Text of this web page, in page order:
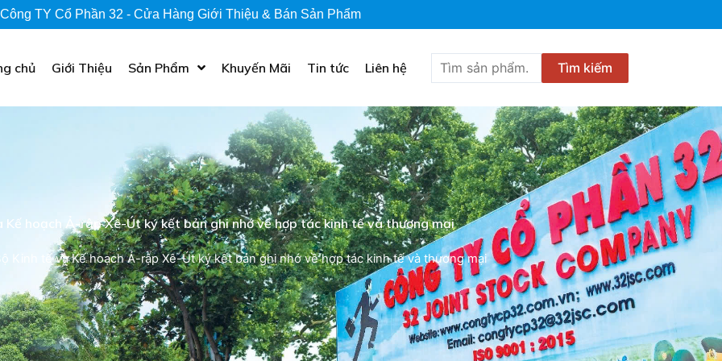
Công TY Cổ Phần 32 - Cửa Hàng Giới Thiệu & Bán Sản Phẩm
chủ Giới Thiệu Sản Phẩm Khuyến Mãi Tin tức Liên hệ
Tìm
kiếm:
Tìm kiếm
Kế hoạch Ả-rập Xê-Út ký kết bản ghi nhớ về hợp tác kinh tế và thương mại
Kinh tế và Kế hoạch Ả-rập Xê-Út ký kết bản ghi nhớ về hợp tác kinh tế và thương mại